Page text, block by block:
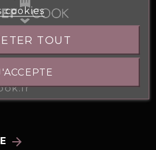
28000 CHARTRES
arrow_forward
cookies
TOUT